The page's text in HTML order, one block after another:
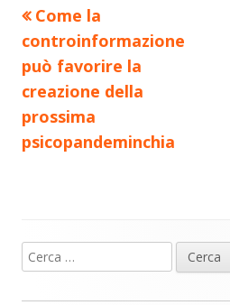
Navigazione
articoli
Precedente
articolo:
Come la
controinformazione
può favorire la
creazione della
prossima
psicopandeminchia
Barra
Ricerca
per: